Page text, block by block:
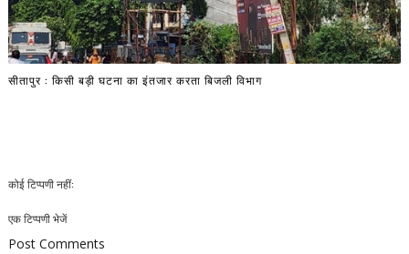
सीतापुर : किसी बड़ी घटना का इंतजार करता बिजली विभाग
कोई टिप्पणी नहीं:
एक टिप्पणी भेजें
Post Comments